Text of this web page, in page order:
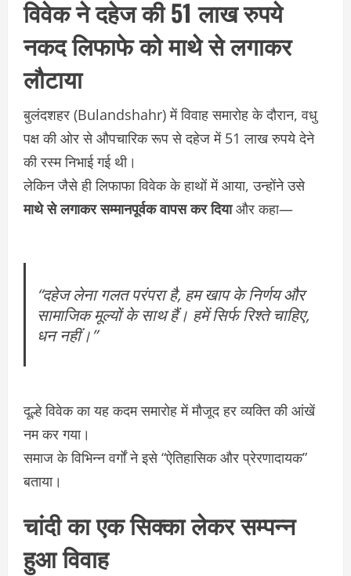
विवेक ने दहेज की 51 लाख रुपये
नकद लिफाफे को माथे से लगाकर
लौटाया
बुलंदशहर (Bulandshahr) में विवाह समारोह के दौरान, वधु
पक्ष की ओर से औपचारिक रूप से दहेज में 51 लाख रुपये देने
की रस्म निभाई गई थी।
लेकिन जैसे ही लिफाफा विवेक के हाथों में आया, उन्होंने उसे
माथे से लगाकर सम्मानपूर्वक वापस कर दियाऔर कहा—
“दहेज लेना गलत परंपरा है, हम खाप के निर्णय और
सामाजिक मूल्यों के साथ हैं। हमें सिर्फ रिश्ते चाहिए,
धन नहीं।”
दूल्हे विवेक का यह कदम समारोह में मौजूद हर व्यक्ति की आंखें
नम कर गया।
समाज के विभिन्न वर्गों ने इसे “ऐतिहासिक और प्रेरणादायक”
बताया।
चांदी का एक सिक्का लेकर सम्पन्न
हुआ विवाह